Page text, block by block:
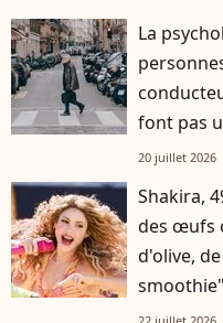
La
font pas
20 juillet 2026
Shakira,
des œufs
d'olive,
smoothie"